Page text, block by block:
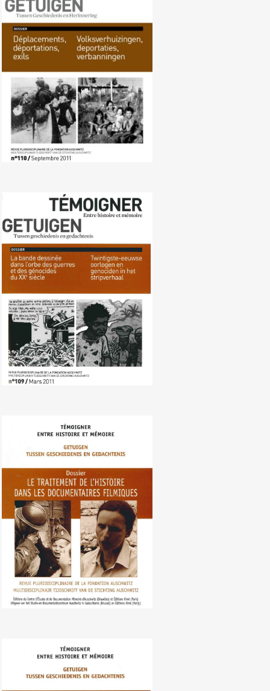
Nr. 110 (10/2011)
Volksverhuizingen, deportaties,
verbanningen
Nr. 109 (03/2011) Oorlogen en
genociden in het stripverhaal
Nr. 108 (09/2010) Behandeling van
de geschiedenis in de
documentaire film